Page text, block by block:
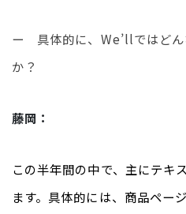
ー　具体的に、We’llではど
か？
藤岡：
この半年間の中で、主にテキ
ます。具体的には、商品ペー